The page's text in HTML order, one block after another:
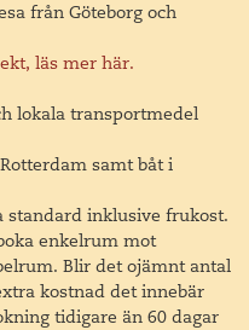
Amsterdam är endast
administrativa
studieorten Leiden.
och här har många
Descartes, William III
flera av hans
och även han var
ser de fina
där Rembrandt
på ett trevligt
till Haag.
från Göteborg och
läs mer här.
lokala transportmedel
samt båt i
standard inklusive frukost.
enkelrum mot
Blir det ojämnt antal
kostnad det innebär
tidigare än 60 dagar